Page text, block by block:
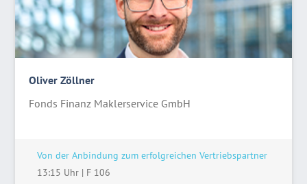
Oliver Zöllner
Fonds Finanz Maklerservice GmbH
Von der Anbindung zum erfolgreichen Vertriebspartner
13:15 Uhr | F 106